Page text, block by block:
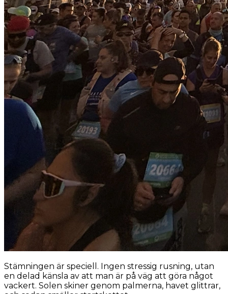
Stämningen är speciell. Ingen stressig rusning, utan
en delad känsla av att man är på väg att göra något
vackert. Solen skiner genom palmerna, havet glittrar,